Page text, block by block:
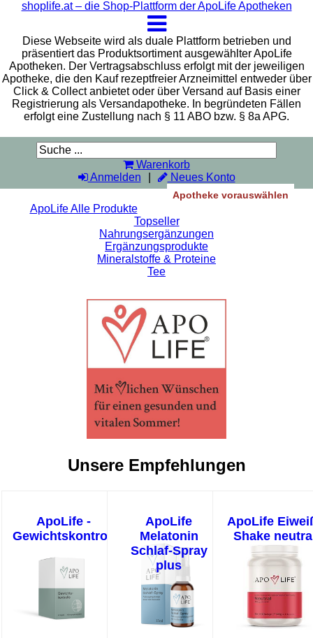
shoplife.at – die Shop-Plattform der ApoLife Apotheken
Diese Webseite wird als duale Plattform betrieben und
präsentiert das Produktsortiment ausgewählter ApoLife
Apotheken. Der Vertragsabschluss erfolgt mit der jeweiligen
Apotheke, die den Kauf rezeptfreier Arzneimittel entweder über
Click & Collect anbietet oder über Versand auf Basis einer
Registrierung als Versandapotheke. In begründeten Fällen
erfolgt eine Zustellung nach § 11 ABO bzw. § 8a APG.
Warenkorb
Anmelden
Neues Konto
Apotheke vorauswählen
ApoLife Alle Produkte
Topseller
Nahrungsergänzungen
Ergänzungsprodukte
Mineralstoffe & Proteine
Tee
Unsere Empfehlungen
ApoLife -
Gewichtskontrolle
ApoLife
Melatonin
Schlaf-Spray
plus
ApoLife
Shake